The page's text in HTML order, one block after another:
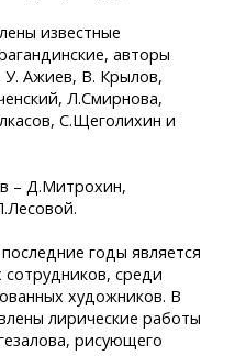
известные
авторы
У. Ажиев, В. Крылов,
Л.Смирнова,
С.Щеголихин и
– Д.Митрохин,
годы является
сотрудников, среди
художников. В
лирические работы
рисующего